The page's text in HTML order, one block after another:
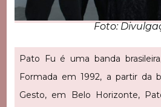
Foto:
Pato Fu é uma banda
Formada em 1992, a partir da
Gesto, em Belo Horizonte,